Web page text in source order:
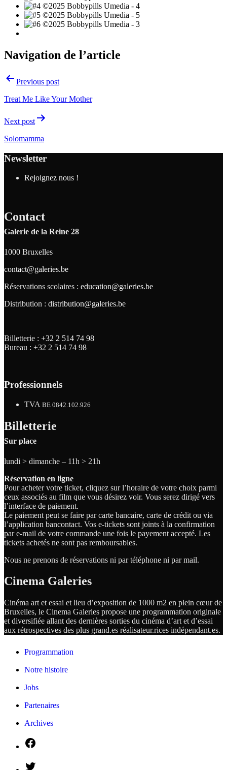
Navigation de l’article
Previous post
Treat Me Like Your Mother
Next post
Solomamma
Newsletter
Rejoignez nous !
Contact
Galerie de la Reine 28
1000 Bruxelles
contact@galeries.be
Réservations scolaires : education@galeries.be
Distribution : distribution@galeries.be
Billetterie : +32 2 514 74 98
Bureau : +32 2 514 74 98
Professionnels
TVA BE 0842.102.926
Billetterie
Sur place
lundi > dimanche – 11h > 21h
Réservation en ligne
Pour acheter votre ticket, cliquez sur l’horaire de votre choix parmi
ceux associés au film que vous désirez voir. Vous serez dirigé vers
l’interface de paiement.
Le paiement peut se faire par carte bancaire, carte de crédit ou via
l’application bancontact. Vos e-tickets sont joints à la confirmation
par e-mail de votre commande une fois le payement accepté. Les
tickets achetés ne sont pas remboursables.
Nous ne prenons de réservations ni par téléphone ni par mail.
Cinema Galeries
Cinéma art et essai et lieu d’exposition de 1000 m2 en plein cœur de
Bruxelles, le Cinema Galeries propose une programmation originale
et diversifiée allant des dernières sorties du cinéma d’art et d’essai
aux rétrospectives des plus grand.es réalisateur.rices indépendant.es.
Programmation
Notre histoire
Jobs
Partenaires
Archives